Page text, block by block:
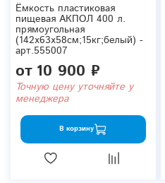
Ёмкость пластиковая
пищевая АКПОЛ 400 л.
прямоугольная
(142x63x58см;15кг;белый) -
арт.555007
от 10 900 ₽
Точную цену уточняйте у
менеджера
В корзину